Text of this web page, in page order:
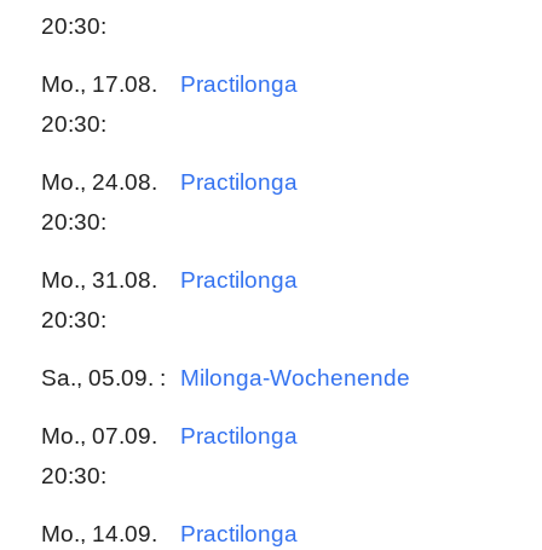
20:30:
Mo., 17.08.
20:30:
Practilonga
Mo., 24.08.
20:30:
Practilonga
Mo., 31.08.
20:30:
Practilonga
Sa., 05.09. : Milonga-Wochenende
Mo., 07.09.
20:30:
Practilonga
Mo., 14.09. Practilonga